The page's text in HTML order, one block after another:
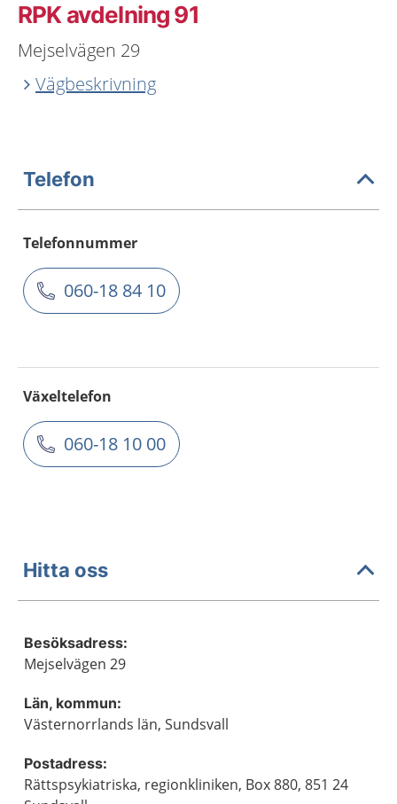
RPK avdelning 91
Mejselvägen 29
Vägbeskrivning
Telefon
Telefonnummer
060-18 84 10
Växeltelefon
060-18 10 00
Hitta oss
Besöksadress:
Mejselvägen 29
Län, kommun:
Västernorrlands län, Sundsvall
Postadress:
Rättspsykiatriska, regionkliniken, Box 880, 851 24